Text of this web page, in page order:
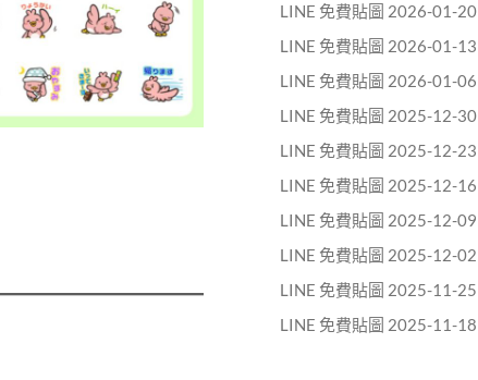
LINE 免費貼圖 2026-01-20
LINE 免費貼圖 2026-01-13
LINE 免費貼圖 2026-01-06
LINE 免費貼圖 2025-12-30
LINE 免費貼圖 2025-12-23
LINE 免費貼圖 2025-12-16
LINE 免費貼圖 2025-12-09
LINE 免費貼圖 2025-12-02
LINE 免費貼圖 2025-11-25
LINE 免費貼圖 2025-11-18